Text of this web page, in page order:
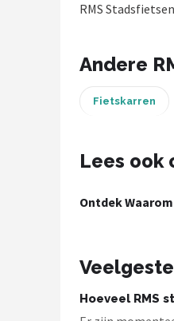
Elektrische fietsen
Mountainbikes
POPULAIRE MERKEN
RMS
Andere
Fietskarren
Lees ook
Ontdek
Hoeveel RMS